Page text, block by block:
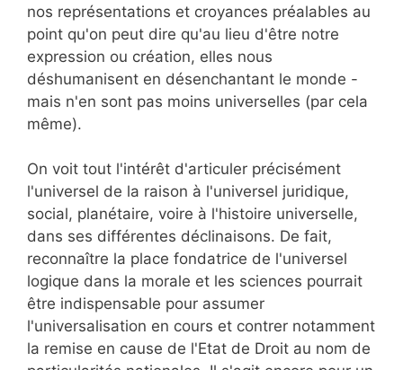
nos représentations et croyances préalables au
point qu'on peut dire qu'au lieu d'être notre
expression ou création, elles nous
déshumanisent en désenchantant le monde -
mais n'en sont pas moins universelles (par cela
même).
On voit tout l'intérêt d'articuler précisément
l'universel de la raison à l'universel juridique,
social, planétaire, voire à l'histoire universelle,
dans ses différentes déclinaisons. De fait,
reconnaître la place fondatrice de l'universel
logique dans la morale et les sciences pourrait
être indispensable pour assumer
l'universalisation en cours et contrer notamment
la remise en cause de l'Etat de Droit au nom de